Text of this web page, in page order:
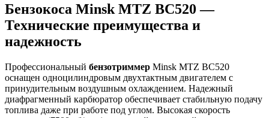
Бензокоса Minsk MTZ BC520 —
Технические преимущества и
надежность
Профессиональный бензотриммер Minsk MTZ BC520
оснащен одноцилиндровым двухтактным двигателем с
принудительным воздушным охлаждением. Надежный
диафрагменный карбюратор обеспечивает стабильную подачу
топлива даже при работе под углом. Высокая скорость